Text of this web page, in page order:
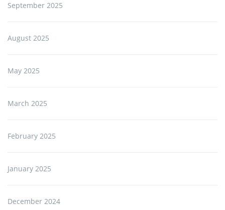
September 2025
August 2025
May 2025
March 2025
February 2025
January 2025
December 2024